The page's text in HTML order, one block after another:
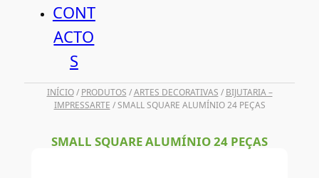
CONT
ACTO
S
INÍCIO/ PRODUTOS /ARTES DECORATIVAS / BIJUTARIA –
IMPRESSARTE / SMALL SQUARE ALUMÍNIO 24 PEÇAS
SMALL SQUARE ALUMÍNIO 24 PEÇAS